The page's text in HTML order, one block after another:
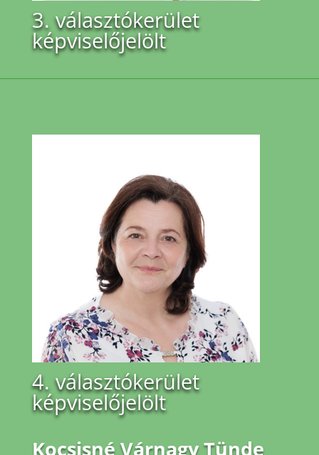
3. választókerület
képviselőjelölt
4. választókerület
képviselőjelölt
Kocsisné Várnagy Tünde